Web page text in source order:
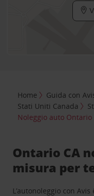
Home Guida con
Stati Uniti Canada
Noleggio auto Ontario
Ontario CA
misura per
L’autonoleggio con